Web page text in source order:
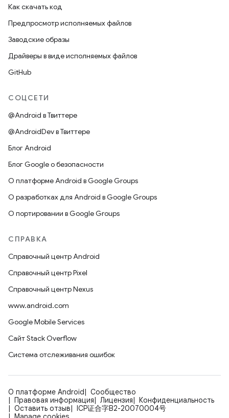
Как скачать код
Предпросмотр исполняемых файлов
Заводские образы
Драйверы в виде исполняемых файлов
GitHub
СОЦСЕТИ
@Android в Твиттере
@AndroidDev в Твиттере
Блог Android
Блог Google о безопасности
О платформе Android в Google Groups
О разработках для Android в Google Groups
О портировании в Google Groups
СПРАВКА
Справочный центр Android
Справочный центр Pixel
Справочный центр Nexus
www.android.com
Google Mobile Services
Сайт Stack Overflow
Система отслеживания ошибок
О платформе Android
Сообщество
Правовая информация
Лицензия
Конфиденциальность
Оставить отзыв
ICP证合字B2-20070004号